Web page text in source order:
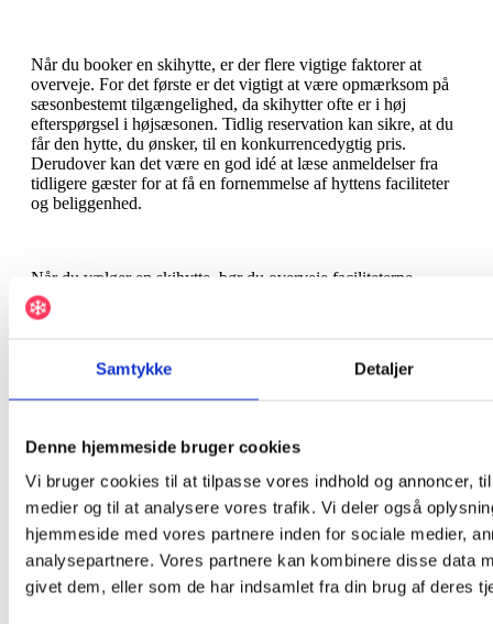
Samtykke Detaljer
Denne hjemmeside bruger cookies
Vi bruger cookies til at tilpasse vores indhold og annoncer,
medier og til at analysere vores trafik. Vi deler også
hjemmeside med vores partnere inden for sociale medier,
analysepartnere. Vores partnere kan kombinere disse data
givet dem, eller som de har indsamlet fra din brug af deres
Når du booker en skihytte, er der flere vigtige faktorer at
overveje. For det første er det vigtigt at være opmærksom på
sæsonbestemt tilgængelighed, da skihytter ofte er i høj
efterspørgsel i højsæsonen. Tidlig reservation kan sikre, at du
får den hytte, du ønsker, til en konkurrencedygtig pris.
Derudover kan det være en god idé at læse anmeldelser fra
tidligere gæster for at få en fornemmelse af hyttens faciliteter
og beliggenhed.
Når du vælger en skihytte, bør du overveje faciliteterne,
beliggenheden og kundeanmeldelserne. Faciliteter som
køkkenudstyr, varme, Wi-Fi og ekstra bekvemmeligheder som
skiløjperne eller i en charmerende landsby for at få mest
muligt ud af din ferie. Kundeanmeldelser kan give værdifuld
oplevelse.
Aktiviteter i nærheden af skihytterne
Skiløb og snowboarding: